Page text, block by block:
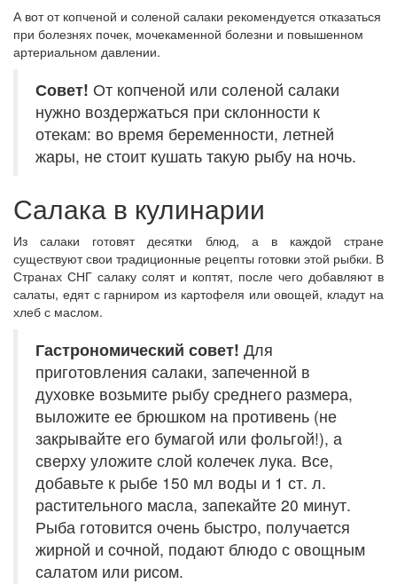
А вот от копченой и соленой салаки рекомендуется отказаться
при болезнях почек, мочекаменной болезни и повышенном
артериальном давлении.
Совет! От копченой или соленой салаки
нужно воздержаться при склонности к
отекам: во время беременности, летней
жары, не стоит кушать такую рыбу на ночь.
Салака в кулинарии
Из салаки готовят десятки блюд, а в каждой стране
существуют свои традиционные рецепты готовки этой рыбки. В
Странах СНГ салаку солят и коптят, после чего добавляют в
салаты, едят с гарниром из картофеля или овощей, кладут на
хлеб с маслом.
Гастрономический совет! Для
приготовления салаки, запеченной в
духовке возьмите рыбу среднего размера,
выложите ее брюшком на противень (не
закрывайте его бумагой или фольгой!), а
сверху уложите слой колечек лука. Все,
добавьте к рыбе 150 мл воды и 1 ст. л.
растительного масла, запекайте 20 минут.
Рыба готовится очень быстро, получается
жирной и сочной, подают блюдо с овощным
салатом или рисом.